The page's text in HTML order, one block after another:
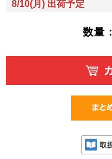
8/10(月) 出荷予定
数量：